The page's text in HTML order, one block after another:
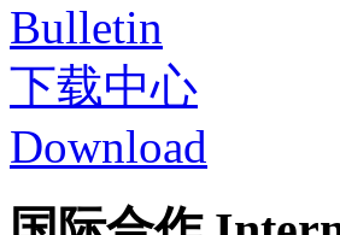
Bulletin
下载中心
Download